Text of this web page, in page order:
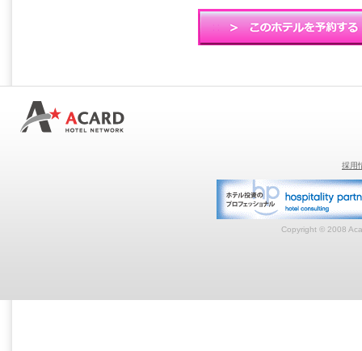
採用
Copyright © 2008